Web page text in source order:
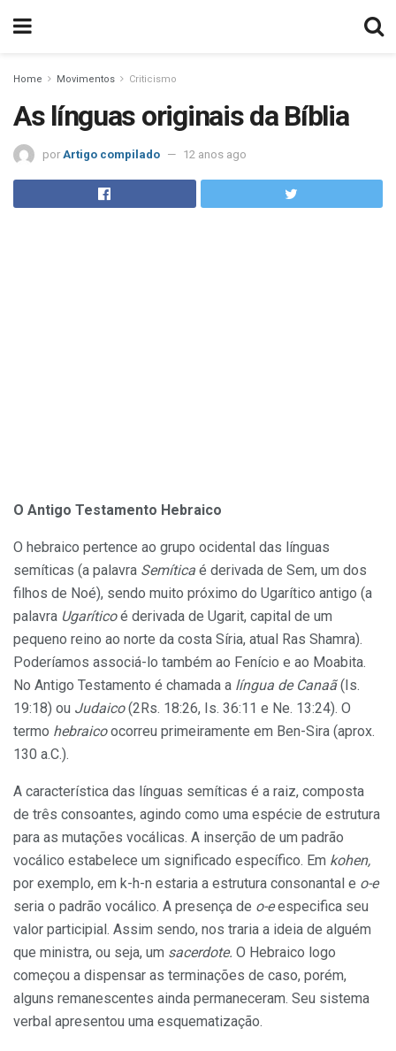
Home Movimentos Criticismo
As línguas originais da Bíblia
por Artigo compilado 12 anos ago
O Antigo Testamento Hebraico
O hebraico pertence ao grupo ocidental das línguas
semíticas (a palavra Semítica é derivada de Sem, um dos
filhos de Noé), sendo muito próximo do Ugarítico antigo (a
palavra Ugaríticoé derivada de Ugarit, capital de um
pequeno reino ao norte da costa Síria, atual Ras Shamra).
Poderíamos associá-lo também ao Fenício e ao Moabita.
No Antigo Testamento é chamada a língua de Canaã(Is.
19:18) ou Judaico(2Rs. 18:26, Is. 36:11 e Ne. 13:24). O
termo hebraicoocorreu primeiramente em Ben-Sira (aprox.
130 a.C.).
A característica das línguas semíticas é a raiz, composta
de três consoantes, agindo como uma espécie de estrutura
para as mutações vocálicas. A inserção de um padrão
vocálico estabelece um significado específico. Em kohen,
por exemplo, em k-h-n estaria a estrutura consonantal e o-e
seria o padrão vocálico. A presença de o-eespecifica seu
valor participial. Assim sendo, nos traria a ideia de alguém
que ministra, ou seja, um sacerdote. O Hebraico logo
começou a dispensar as terminações de caso, porém,
alguns remanescentes ainda permaneceram. Seu sistema
verbal apresentou uma esquematização.